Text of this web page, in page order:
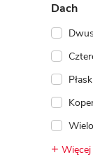
Dach
Więcej